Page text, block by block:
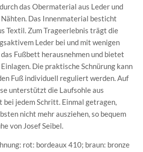
das Obermaterial aus Leder und
Das Innenmaterial besticht
Textil. Zum Trageerlebnis trägt die
Leder bei und mit wenigen
Fußbett herausnehmen und bietet
Die praktische Schnürung kann
Fuß individuell reguliert werden. Auf
unterstützt die Laufsohle aus
jedem Schritt. Einmal getragen,
nicht mehr ausziehen, so bequem
von Josef Seibel.
rot: bordeaux 410; braun: bronze